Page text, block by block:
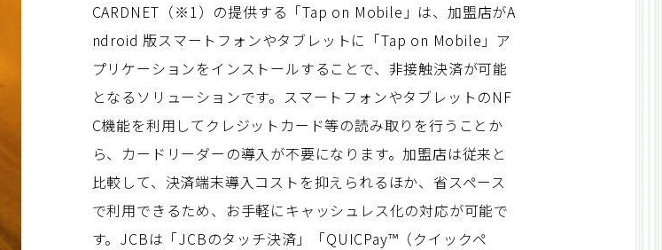
CARDNET（※1）の提供する「Tap on Mobile」は、加盟店がA
ndroid 版スマートフォンやタブレットに「Tap on Mobile」ア
プリケーションをインストールすることで、非接触決済が可能
となるソリューションです。スマートフォンやタブレットのNF
C機能を利用してクレジットカード等の読み取りを行うことか
ら、カードリーダーの導入が不要になります。加盟店は従来と
比較して、決済端末導入コストを抑えられるほか、省スペース
で利用できるため、お手軽にキャッシュレス化の対応が可能で
す。JCBは「JCBのタッチ決済」「QUICPay™（クイックペ